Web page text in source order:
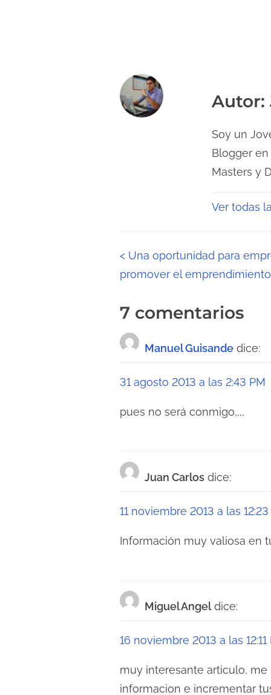
Autor:
Soy un
Blogger
Masters y
Ver todas
N
a
v
e
a
c
ó
d
e
n
t
r
a
d
< Una oportunidad para
promover el emprendimiento
7 comentarios
Manuel Guisande dice:
31 agosto 2013 a las 2:43 PM
pues no será conmigo,,,,
Juan Carlos dice:
11 noviembre 2013 a las 12:23
Información muy valiosa en
Miguel Angel dice:
16 noviembre 2013 a las 12:11
muy interesante articulo,
informacion e incrementar